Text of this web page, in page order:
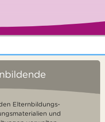
Elternbildungs-
und